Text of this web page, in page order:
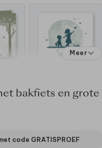
Meer
bakfiets en grote
code GRATISPROEF